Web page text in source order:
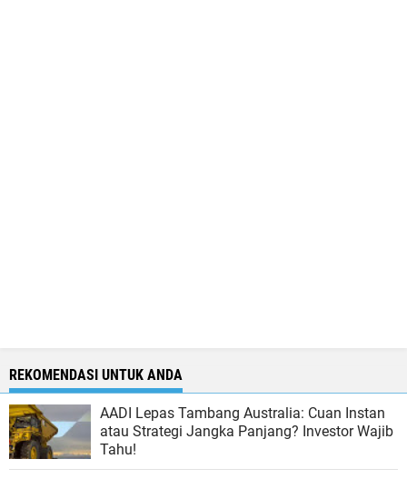
REKOMENDASI UNTUK ANDA
AADI Lepas Tambang Australia: Cuan Instan
atau Strategi Jangka Panjang? Investor Wajib
Tahu!